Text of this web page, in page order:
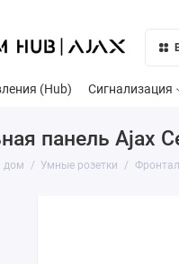
(Hub) Сигнализация
панель Ajax
дом Умные розетки